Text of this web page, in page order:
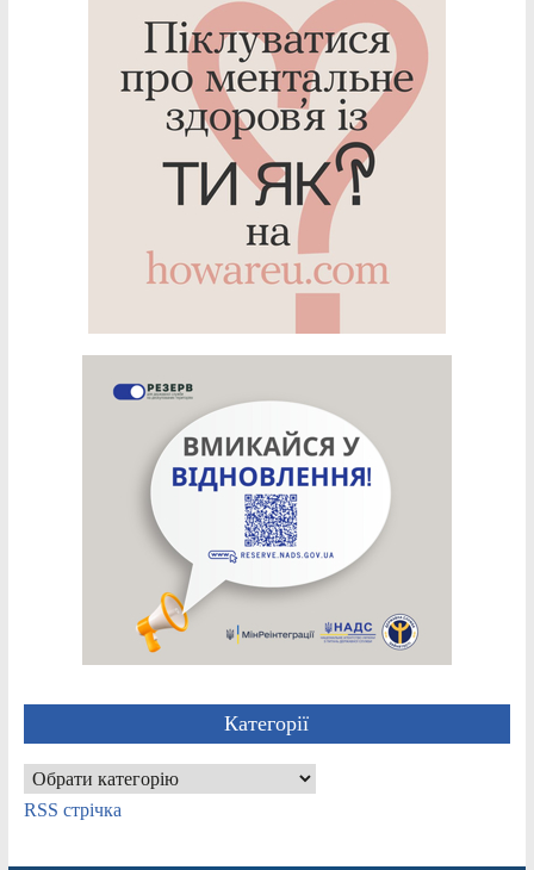
Категорії
Категорії
RSS стрічка